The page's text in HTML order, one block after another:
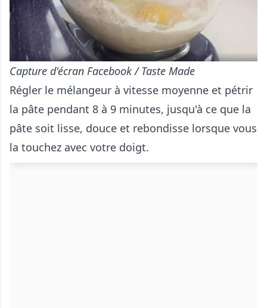
Capture d'écran Facebook / Taste Made
Régler le mélangeur à vitesse moyenne et pétrir
la pâte pendant 8 à 9 minutes, jusqu'à ce que la
pâte soit lisse, douce et rebondisse lorsque vous
la touchez avec votre doigt.